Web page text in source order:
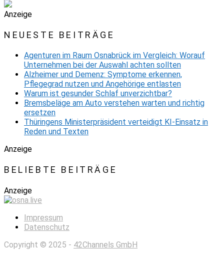
Anzeige
NEUESTE BEITRÄGE
Agenturen im Raum Osnabrück im Vergleich: Worauf
Unternehmen bei der Auswahl achten sollten
Alzheimer und Demenz: Symptome erkennen,
Pflegegrad nutzen und Angehörige entlasten
Warum ist gesunder Schlaf unverzichtbar?
Bremsbeläge am Auto verstehen warten und richtig
ersetzen
Thüringens Ministerpräsident verteidigt KI-Einsatz in
Reden und Texten
Anzeige
BELIEBTE BEITRÄGE
Anzeige
Impressum
Datenschutz
Copyright © 2025 - 42Channels GmbH